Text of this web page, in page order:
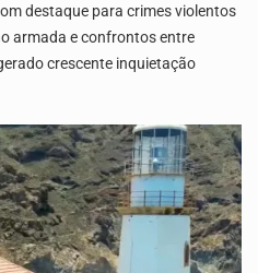
destaque para crimes violentos
armada e confrontos entre
crescente inquietação